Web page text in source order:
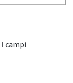
I campi